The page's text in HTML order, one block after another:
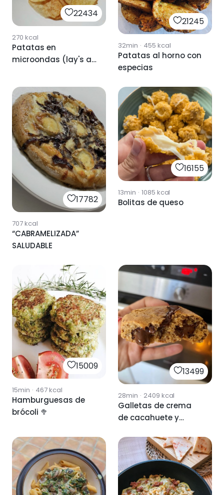
22434
270 kcal
Patatas en
microondas (lay's al
21245
32min · 455 kcal
Patatas al horno con
especias
17782
707kcal
“CABRAMELIZADA”
SALUDABLE
16155
13min · 1085 kcal
Bolitas de queso
15009
15min · 467kcal
Hamburguesas de
brócoli 🥦
13499
28min · 2409 kcal
Galletas de crema
de cacahuete y